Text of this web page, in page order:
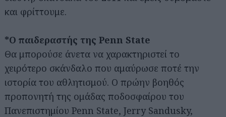
και φρίττουμε.
*Ο παιδεραστής της Penn State
Θα μπορούσε άνετα να χαρακτηριστεί το
χειρότερο σκάνδαλο που αμαύρωσε ποτέ την
ιστορία του αθλητισμού. Ο πρώην βοηθός
προπονητή της ομάδας ποδοσφαίρου του
Πανεπιστημίου Penn State, Jerry Sandusky,